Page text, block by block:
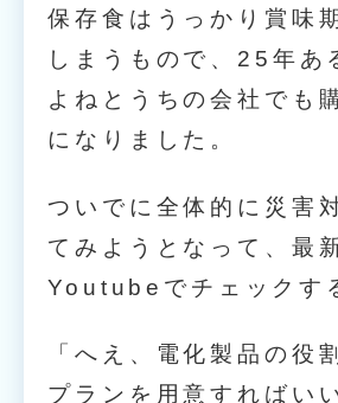
保存食はうっかり賞味
しまうもので、25年あ
よねとうちの会社でも
になりました。
ついでに全体的に災害
てみようとなって、最
Youtubeでチェックす
「へえ、電化製品の役
プランを用意すればい